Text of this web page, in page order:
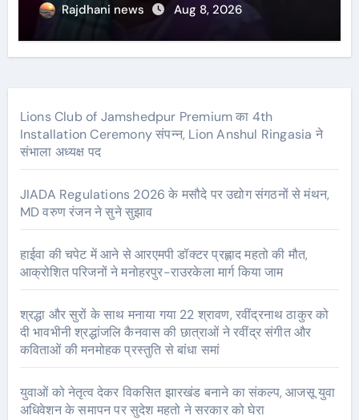
Rajdhani news Aug 8, 2026
Lions Club of Jamshedpur Premium का 4th
Installation Ceremony संपन्न, Lion Anshul Ringasia ने
संभाला अध्यक्ष पद
JIADA Regulations 2026 के मसौदे पर उद्योग संगठनों से मंथन,
MD वरुण रंजन ने सुने सुझाव
हाईवा की चपेट में आने से आरएमपी डॉक्टर प्रह्लाद महतो की मौत,
आक्रोशित परिजनों ने मनोहरपुर-राउरकेला मार्ग किया जाम
श्रद्धा और सुरों के साथ मनाया गया 22 श्रावण, रवींद्रनाथ ठाकुर को
दी भावभीनी श्रद्धांजलि कैनवास की छात्राओं ने रवींद्र संगीत और
कविताओं की मनमोहक प्रस्तुति से बांधा समां
युवाओं को नेतृत्व देकर विकसित झारखंड बनाने का संकल्प, आजसू युवा
अधिवेशन के समापन पर सुदेश महतो ने सरकार को घेरा